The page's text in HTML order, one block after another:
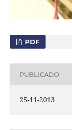
PDF
PUBLICADO
25-11-2013